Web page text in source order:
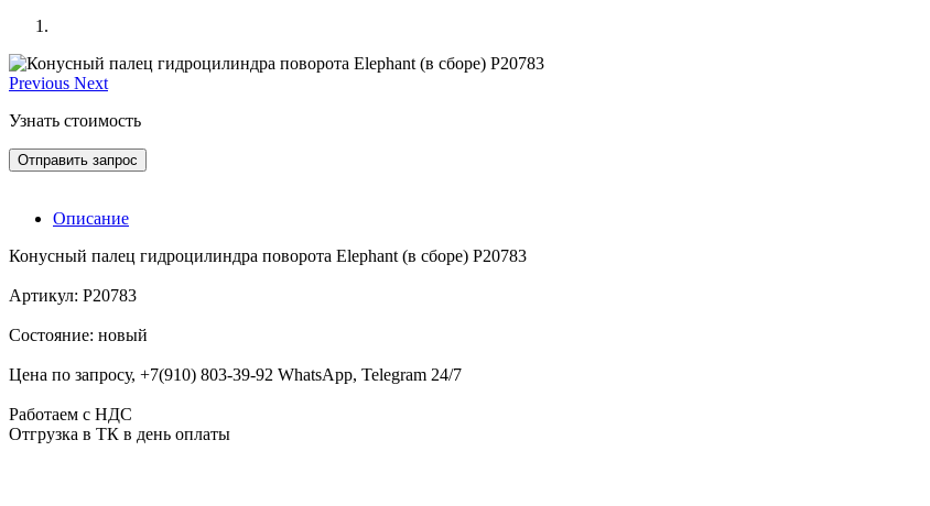
Previous Next
Узнать стоимость
Отправить запрос
Описание
Конусный палец гидроцилиндра поворота Elephant (в сборе) Р20783
Артикул: Р20783
Состояние: новый
Цена по запросу, +7(910) 803-39-92 WhatsApp, Telegram 24/7
Работаем с НДС
Отгрузка в ТК в день оплаты